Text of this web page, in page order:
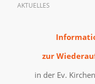
AKTUELLES
zur
in der Ev.